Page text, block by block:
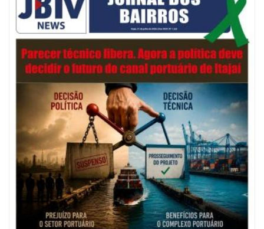
07/08/2026 | 10:15
Defesa Civil de Itajaí e Univali ampliam monitoramento das marés com
novo marégrafo
NAVEGANTES